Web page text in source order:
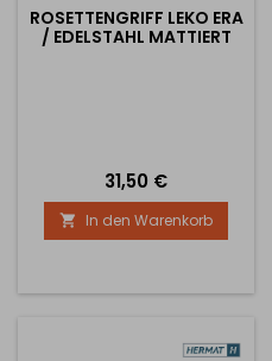
ROSETTENGRIFF LEKO ERA
/ EDELSTAHL MATTIERT
Preis
31,50 €
 In den Warenkorb